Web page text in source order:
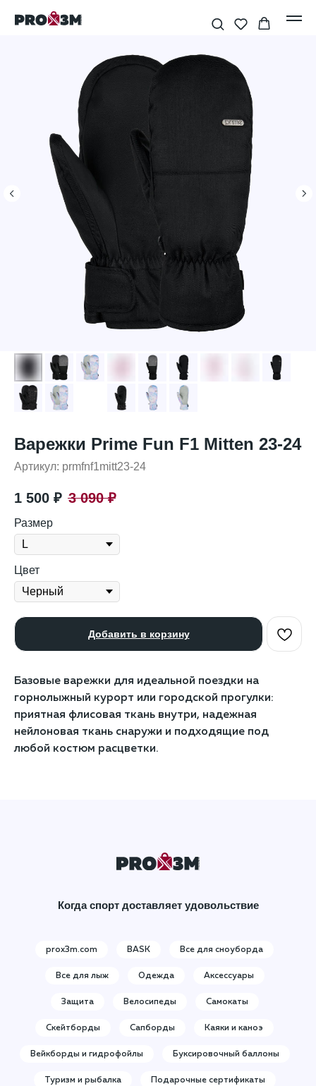
Варежки Prime Fun F1 Mitten 23-24
Артикул: prmfnf1mitt23-24
1 500 ₽ 3 090 ₽
Размер
Цвет
Добавить в корзину
Базовые варежки для идеальной поездки на
горнолыжный курорт или городской прогулки:
приятная флисовая ткань внутри, надежная
нейлоновая ткань снаружи и подходящие под
любой костюм расцветки.
Когда спорт доставляет удовольствие
prox3m.com BASK Все для сноуборда
Все для лыж Одежда Аксессуары
Защита Велосипеды Самокаты
Скейтборды Сапборды Каяки и каноэ
Вейкборды и гидрофойлы Буксировочный баллоны
Туризм и рыбалка Подарочные сертификаты